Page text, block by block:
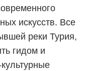
искусств. Все
реки Турия,
гидом и